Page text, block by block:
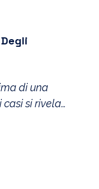
di una
casi si rivela
spesso
infatti gli